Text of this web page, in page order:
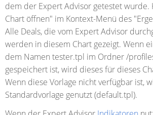
dem der Expert Advisor getestet wurde.
Chart öffnen" im Kontext-Menü des
Alle Deals, die vom Expert Advisor
werden in diesem Chart gezeigt. Wenn
dem Namen tester.tpl im Ordner /
gespeichert ist, wird dieses für dieses
Wenn diese Vorlage nicht verfügbar ist,
Standardvorlage genutzt (default.tpl).